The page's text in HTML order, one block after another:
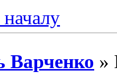
Варченко »